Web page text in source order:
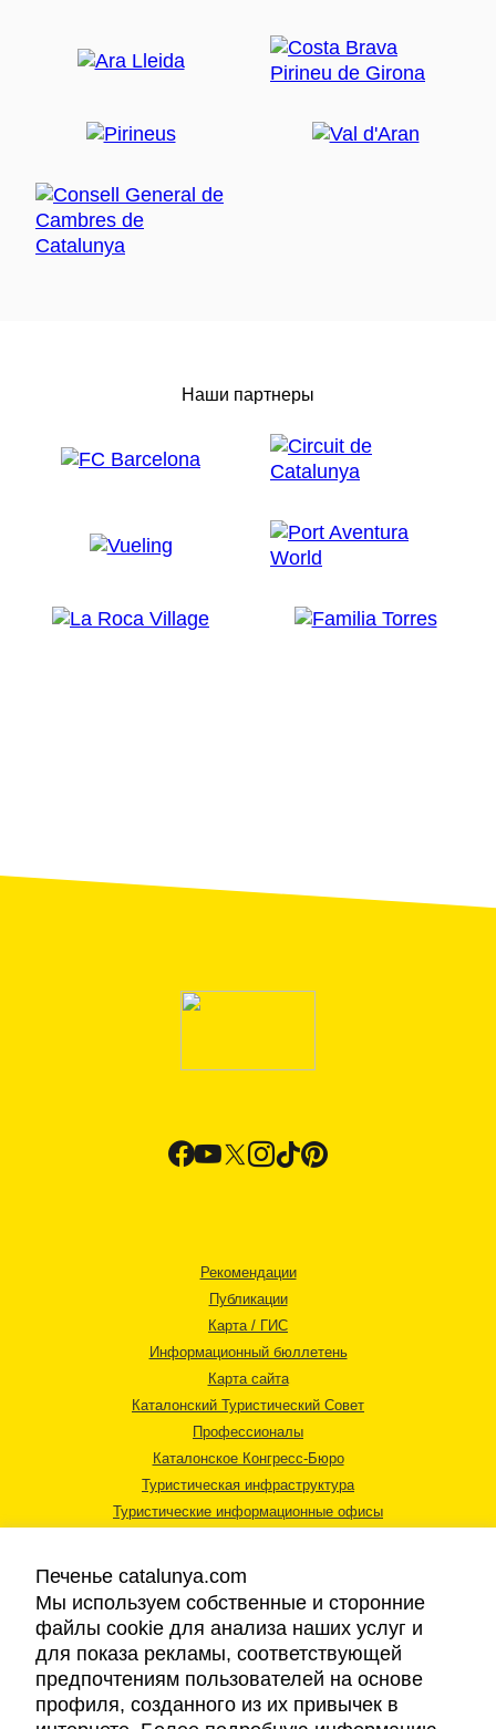
Наши партнеры
Рекомендации
Публикации
Карта / ГИС
Информационный бюллетень
Карта сайта
Каталонский Туристический Совет
Профессионалы
Каталонское Конгресс-Бюро
Туристическая инфраструктура
Туристические информационные офисы
Правовая информация
Cookies
Печенье catalunya.com
Мы используем собственные и сторонние
файлы cookie для анализа наших услуг и
для показа рекламы, соответствующей
предпочтениям пользователей на основе
профиля, созданного из их привычек в